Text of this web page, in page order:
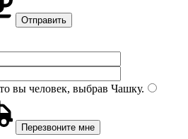
вы человек, выбрав Чашку.